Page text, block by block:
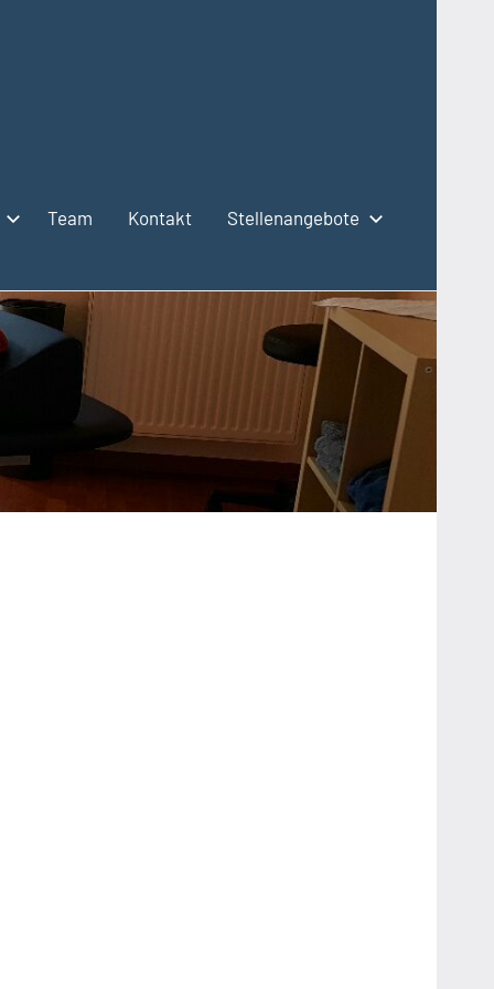
Team Kontakt Stellenangebote